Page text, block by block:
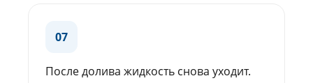
07
После долива жидкость снова уходит.